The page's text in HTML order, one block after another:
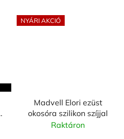
NYÁRI AKCIÓ
Madvell Elori ezüst
okosóra szilikon szíjjal
Raktáron